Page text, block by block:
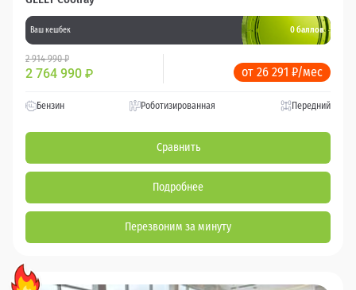
Ваш кешбек 0 баллов
2 914 990 ₽
2 764 990 ₽ от 26 291 ₽/мес
Бензин Роботизированная Передний
Сравнить
Подробнее
Перезвоним за минуту